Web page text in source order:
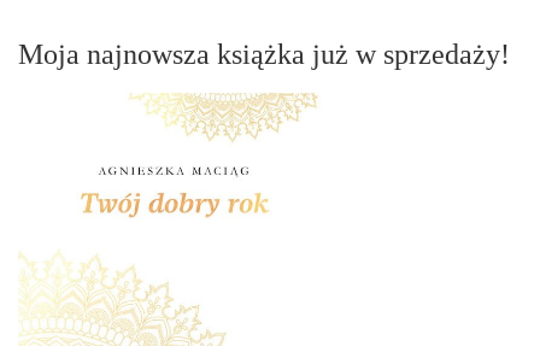
Moja najnowsza książka już w sprzedaży!